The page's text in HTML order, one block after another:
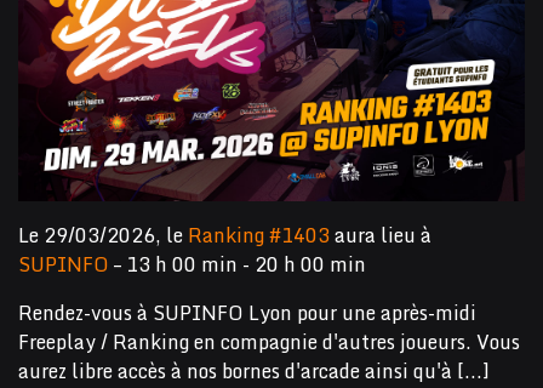
Le 29/03/2026, leRanking #1403aura lieu à
SUPINFO– 13 h 00 min - 20 h 00 min
Rendez-vous à SUPINFO Lyon pour une après-midi
Freeplay / Ranking en compagnie d'autres joueurs. Vous
aurez libre accès à nos bornes d'arcade ainsi qu'à [...]